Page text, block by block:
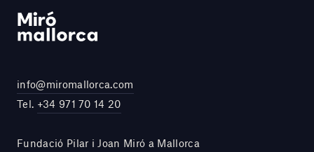
info@miromallorca.com
Tel. +34 971 70 14 20
Fundació Pilar i Joan Miró a Mallorca